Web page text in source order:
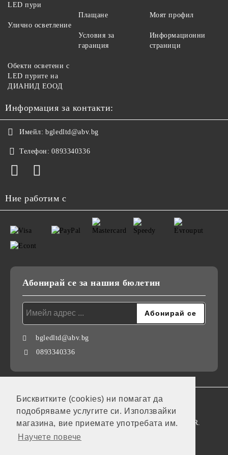
Бисквитките (cookies) ни помагат да
подобряваме услугите си. Използвайки
магазина, вие приемате употребата им.
Научете повече
LED пури
Улично осветление
Плащане
Условия за
гаранция
Моят профил
Информационни
страници
Обекти осветени с
LED пурите на
ДИАНИД ЕООД
Информация за контакти:
Имейл: bgledltd@abv.bg
Телефон: 0893340336
Ние работим с
Абонирай се за нашия бюлетин
bgledltd@abv.bg
0893340336
GDPR
Нашият онлайн магазин е 100% съобразен с GDPR.